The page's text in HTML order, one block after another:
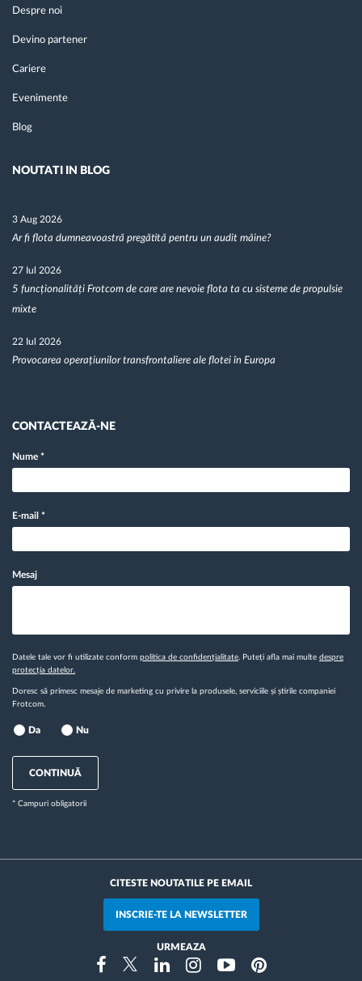
Despre noi
Devino partener
Cariere
Evenimente
Blog
NOUTATI IN BLOG
3 Aug 2026
Ar fi flota dumneavoastră pregătită pentru un audit mâine?
27 Iul 2026
5 funcționalități Frotcom de care are nevoie flota ta cu sisteme de propulsie
mixte
22 Iul 2026
Provocarea operațiunilor transfrontaliere ale flotei în Europa
CONTACTEAZĂ-NE
Nume *
E-mail *
Mesaj
Datele tale vor fi utilizate conform politica de confidențialitate . Puteți afla mai multe despre
protecția datelor.
Doresc să primesc mesaje de marketing cu privire la produsele, serviciile și știrile companiei
Frotcom.
Da Nu
CONTINUĂ
* Campuri obligatorii
CITESTE NOUTATILE PE EMAIL
INSCRIE-TE LA NEWSLETTER
URMEAZA
FacebookTwitterLinkedinInstragramYoutubePinterest